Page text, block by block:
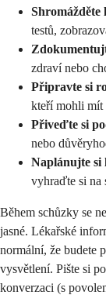
Shromážděte
testů,
zdraví nebo
Připravte si
kteří mohli mít
Přiveďte si
nebo
Naplánujte si
vyhraďte si na
Během schůzky se
jasné. Lékařské
normální, že budete
vysvětlení. Pište si
konverzaci (s